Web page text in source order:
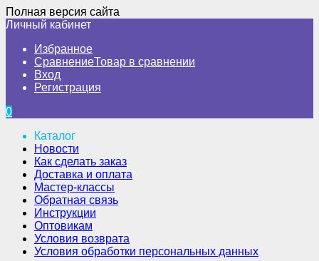
Полная версия сайта
Личный кабинет
Избранное
СравнениеТовар в сравнении
Вход
Регистрация
0
Каталог
Новости
Как сделать заказ
Доставка и оплата
Мастер-классы
Обратная связь
Инструкции
Оптовикам
Условия возврата
Условия обработки персональных данных